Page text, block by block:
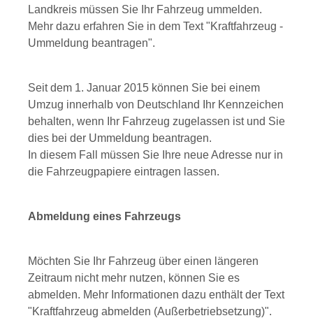
Landkreis müssen Sie Ihr Fahrzeug ummelden.
Mehr dazu erfahren Sie in dem Text "Kraftfahrzeug -
Ummeldung beantragen".
Seit dem 1. Januar 2015 können Sie bei einem
Umzug innerhalb von Deutschland Ihr Kennzeichen
behalten, wenn Ihr Fahrzeug zugelassen ist und Sie
dies bei der Ummeldung beantragen.
In diesem Fall müssen Sie Ihre neue Adresse nur in
die Fahrzeugpapiere eintragen lassen.
Abmeldung eines Fahrzeugs
Möchten Sie Ihr Fahrzeug über einen längeren
Zeitraum nicht mehr nutzen, können Sie es
abmelden. Mehr Informationen dazu enthält der Text
"Kraftfahrzeug abmelden (Außerbetriebsetzung)".